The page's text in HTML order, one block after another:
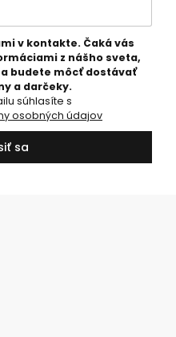
v kontakte. Čaká vás
z nášho sveta,
budete môcť dostávať
a darčeky.
osobných údajov
sa